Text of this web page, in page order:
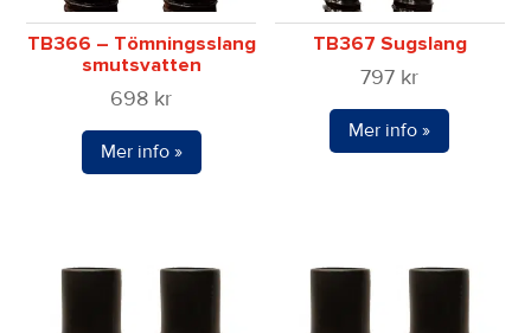
TB366 – Tömningsslang
smutsvatten
698 kr
Mer info »
TB367 Sugslang
797 kr
Mer info »